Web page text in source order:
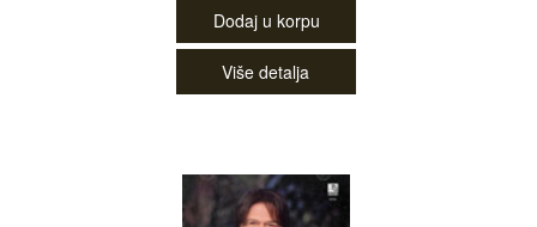
Dodaj u korpu
Više detalja